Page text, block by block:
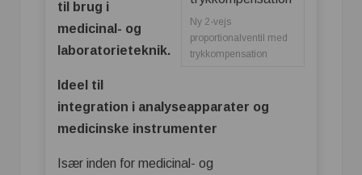
Ny 2-vejs
proportionalventil med
trykkompensation
til brug i
medicinal- og
laboratorieteknik.
Ideel til
integration i analyseapparater og
medicinske instrumenter
Især inden for medicinal- og